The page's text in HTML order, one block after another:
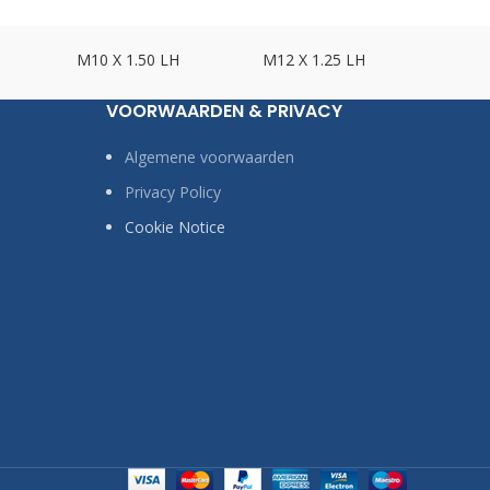
M10 X 1.50 LH M12 X 1.25 LH
VOORWAARDEN & PRIVACY
Algemene voorwaarden
Privacy Policy
Cookie Notice